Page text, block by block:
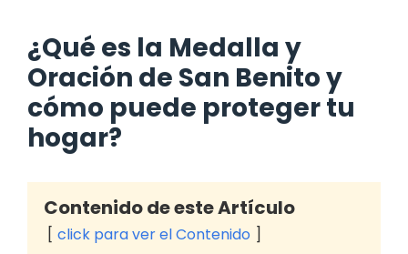
¿Qué es la Medalla y
Oración de San Benito y
cómo puede proteger tu
hogar?
Contenido de este Artículo
click para ver el Contenido